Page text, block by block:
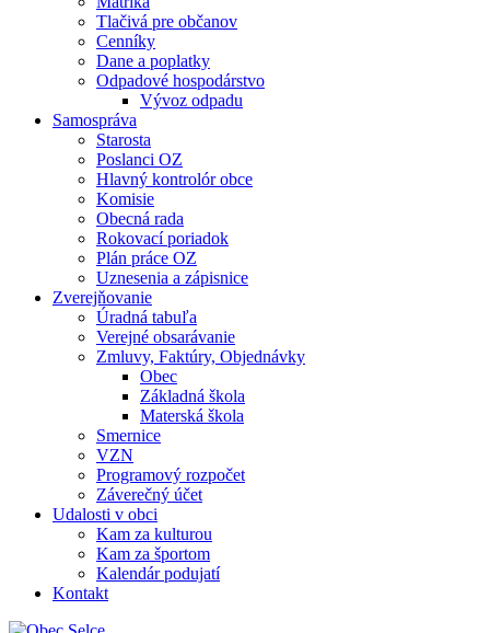
Tlačivá pre občanov
Cenníky
Dane a poplatky
Odpadové hospodárstvo
Vývoz odpadu
Samospráva
Starosta
Poslanci OZ
Hlavný kontrolór obce
Komisie
Obecná rada
Rokovací poriadok
Plán práce OZ
Uznesenia a zápisnice
Zverejňovanie
Úradná tabuľa
Verejné obsarávanie
Zmluvy, Faktúry, Objednávky
Obec
Základná škola
Materská škola
Smernice
VZN
Programový rozpočet
Záverečný účet
Udalosti v obci
Kam za kulturou
Kam za športom
Kalendár podujatí
Kontakt